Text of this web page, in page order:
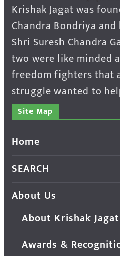
Krishak Jagat was
Chandra Bondriya
Shri Suresh Chandra
two were like minded
freedom fighters that
struggle wanted to
Site Map
Home
SEARCH
About Us
About Krishak Jagat
Awards &